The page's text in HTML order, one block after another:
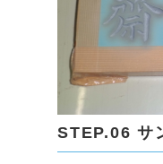
STEP.06 サ